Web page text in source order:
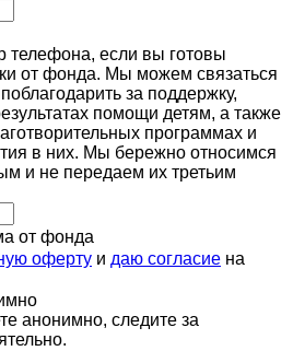
телефона, если вы готовы
от фонда. Мы можем связаться
за поддержку,
помощи детям, а также
программах и
в них. Мы бережно относимся
и не передаем их третьим
от фонда
оферту и даю согласие на
анонимно, следите за